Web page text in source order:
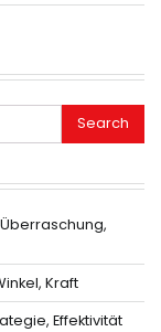
Kraft
Effektivität